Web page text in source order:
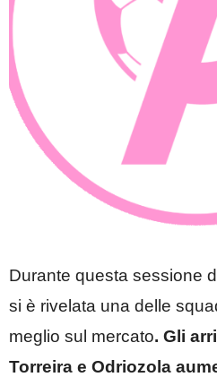
Durante questa sessione
si è rivelata una delle
meglio sul mercato. Gli
Torreira e Odriozola